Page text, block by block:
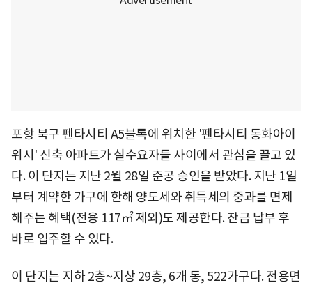
포항 북구 펜타시티 A5블록에 위치한 '펜타시티 동화아이
위시' 신축 아파트가 실수요자들 사이에서 관심을 끌고 있
다. 이 단지는 지난 2월 28일 준공 승인을 받았다. 지난 1일
부터 계약한 가구에 한해 양도세와 취득세의 중과를 면제
해주는 혜택(전용 117㎡ 제외)도 제공한다. 잔금 납부 후
바로 입주할 수 있다.
이 단지는 지하 2층~지상 29층, 6개 동, 522가구다. 전용면